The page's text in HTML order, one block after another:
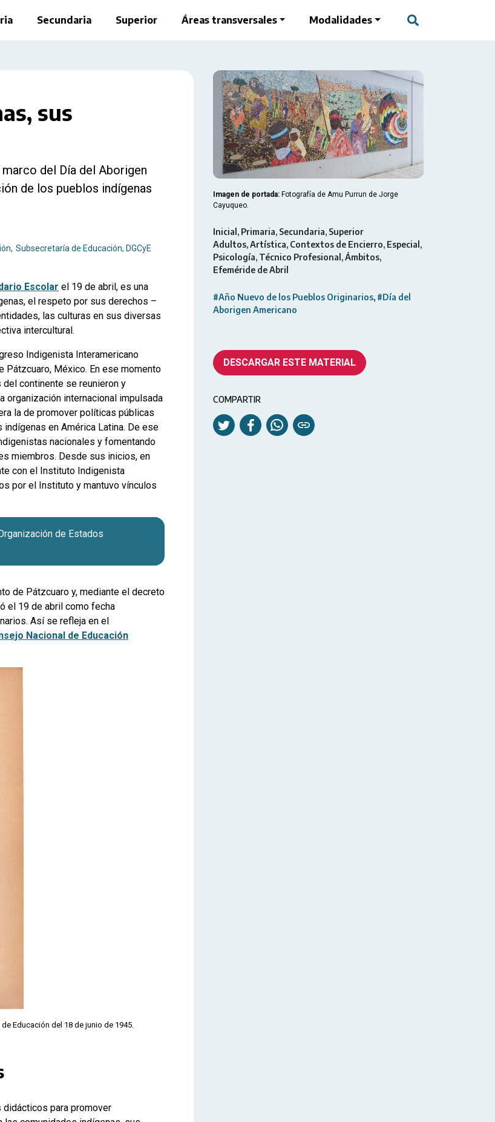
Secundaria Superior Áreas transversales Modalidades
sus
del Día del Aborigen
de los pueblos indígenas
Subsecretaría de Educación, DGCyE
Escolar el 19 de abril, es una
el respeto por sus derechos –
las culturas en sus diversas
intercultural.
Indigenista Interamericano
Pátzcuaro, México. En ese momento
continente se reunieron y
organización internacional impulsada
la de promover políticas públicas
en América Latina. De ese
nacionales y fomentando
miembros. Desde sus inicios, en
con el Instituto Indigenista
por el Instituto y mantuvo vínculos
de Estados
de Pátzcuaro y, mediante el decreto
el 19 de abril como fecha
Así se refleja en el
Nacional de Educación
Educación del 18 de junio de 1945.
para promover
Imagen de portada: Fotografía de Amu Purrun de Jorge
Cayuqueo.
Inicial Primaria Secundaria Superior
Adultos Artística Contextos de Encierro Especial
Psicología Técnico Profesional
Ámbitos
Efeméride de Abril
#Año Nuevo de los Pueblos Originarios #Día del
Aborigen Americano
DESCARGAR ESTE MATERIAL
COMPARTIR